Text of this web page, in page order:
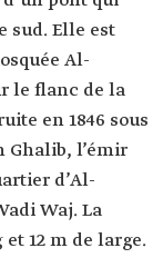
sud. Elle est
Al-
le flanc de la
en 1846 sous
Ghalib, l’émir
d’Al-
Waj. La
12 m de large.